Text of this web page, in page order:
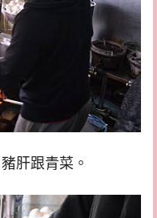
肝跟青菜。